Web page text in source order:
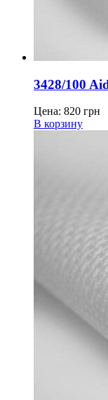
3428/100
Цена: 820 грн
В корзину